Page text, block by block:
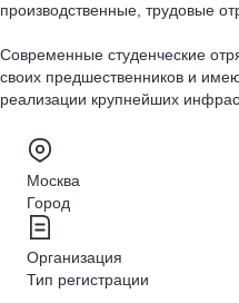
производственные, трудовые
Современные студенческие
своих предшественников и
реализации крупнейших
Москва
Город
Организация
Тип регистрации